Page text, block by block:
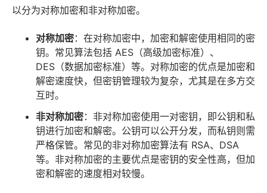
以分为对称加密和非对称加密。
对称加密：在对称加密中，加密和解密使用相同的密
钥。常见算法包括 AES（高级加密标准）、
DES（数据加密标准）等。对称加密的优点是加密和
解密速度快，但密钥管理较为复杂，尤其是在多方交
互时。
非对称加密：非对称加密使用一对密钥，即公钥和私
钥进行加密和解密。公钥可以公开分发，而私钥则需
严格保管。常见的非对称加密算法有 RSA、DSA
等。非对称加密的主要优点是密钥的安全性高，但加
密和解密的速度相对较慢。